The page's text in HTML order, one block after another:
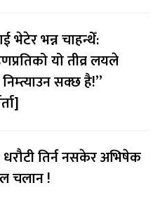
भेटेर भन्न चाहन्थेँ:
यो तीव्र लयले
निम्त्याउन सक्छ है!”
तिर्न नसकेर अभिषेक
चलान !